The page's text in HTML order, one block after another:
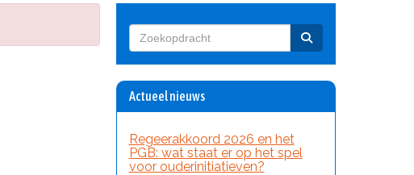
Actueel nieuws
Regeerakkoord 2026 en het
PGB: wat staat er op het spel
voor ouderinitiatieven?